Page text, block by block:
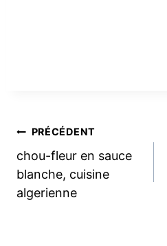
Navigation
de
l’article
PRÉCÉDENT
chou-fleur en sauce
blanche, cuisine
algerienne